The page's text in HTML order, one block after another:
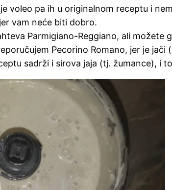
voleo pa ih u originalnom receptu i
vam neće biti dobro.
Parmigiano-Reggiano, ali
Pecorino Romano, jer je
sadrži i sirova jaja (tj. žumance), i